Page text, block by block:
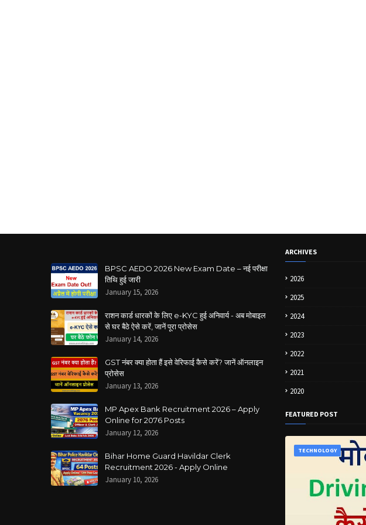
BPSC AEDO 2026 New Exam Date – नई परीक्षा
तिथि हुई जारी
January 15, 2026
राशन कार्ड धारकों के लिए e-KYC हुई अनिवार्य - अब मोबाइल
से घर बैठे ऐसे करें, जानें पूरा प्रोसेस
January 14, 2026
GST नंबर क्या होता हैं इसे वेरिफाई कैसे करें? जानें ऑनलाइन
प्रोसेस
January 13, 2026
MP Apex Bank Recruitment 2026 – Apply
Online for 2076 Posts
January 12, 2026
Bihar Home Guard Havildar Clerk
Recruitment 2026 - Apply Online
January 10, 2026
ARCHIVES
2026
2025
2024
2023
2022
2021
2020
FEATURED POST
TECHNOLOGY